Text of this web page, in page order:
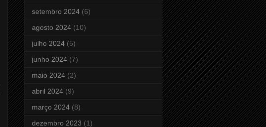
setembro 2024 (6)
agosto 2024 (10)
julho 2024 (5)
junho 2024 (7)
maio 2024 (2)
abril 2024 (9)
março 2024 (8)
dezembro 2023 (1)